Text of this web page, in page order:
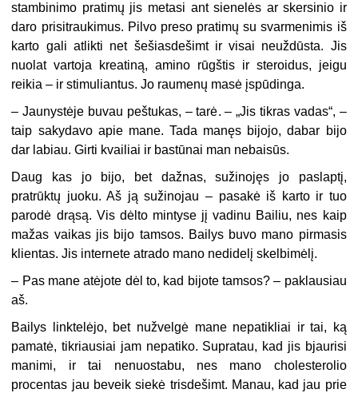
stambinimo pratimų jis metasi ant sienelės ar skersinio ir
daro prisitraukimus. Pilvo preso pratimų su svarmenimis iš
karto gali atlikti net šešiasdešimt ir visai neuždūsta. Jis
nuolat vartoja kreatiną, amino rūgštis ir steroidus, jeigu
reikia – ir stimuliantus. Jo raumenų masė įspūdinga.
– Jaunystėje buvau peštukas, – tarė. – „Jis tikras vadas“, –
taip sakydavo apie mane. Tada manęs bijojo, dabar bijo
dar labiau. Girti kvailiai ir bastūnai man nebaisūs.
Daug kas jo bijo, bet dažnas, sužinojęs jo paslaptį,
pratrūktų juoku. Aš ją sužinojau – pasakė iš karto ir tuo
parodė drąsą. Vis dėlto mintyse jį vadinu Bailiu, nes kaip
mažas vaikas jis bijo tamsos. Bailys buvo mano pirmasis
klientas. Jis internete atrado mano nedidelį skelbimėlį.
– Pas mane atėjote dėl to, kad bijote tamsos? – paklausiau
aš.
Bailys linktelėjo, bet nužvelgė mane nepatikliai ir tai, ką
pamatė, tikriausiai jam nepatiko. Supratau, kad jis bjaurisi
manimi, ir tai nenuostabu, nes mano cholesterolio
procentas jau beveik siekė trisdešimt. Manau, kad jau prie